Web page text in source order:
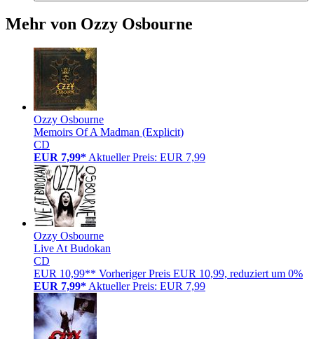
Mehr von Ozzy Osbourne
Ozzy Osbourne
Memoirs Of A Madman (Explicit)
CD
EUR 7,99* Aktueller Preis: EUR 7,99
Ozzy Osbourne
Live At Budokan
CD
EUR 10,99** Vorheriger Preis EUR 10,99, reduziert um 0%
EUR 7,99* Aktueller Preis: EUR 7,99